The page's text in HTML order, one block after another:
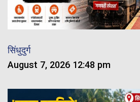
सिंधुदुर्ग
August 7, 2026 12:48 pm